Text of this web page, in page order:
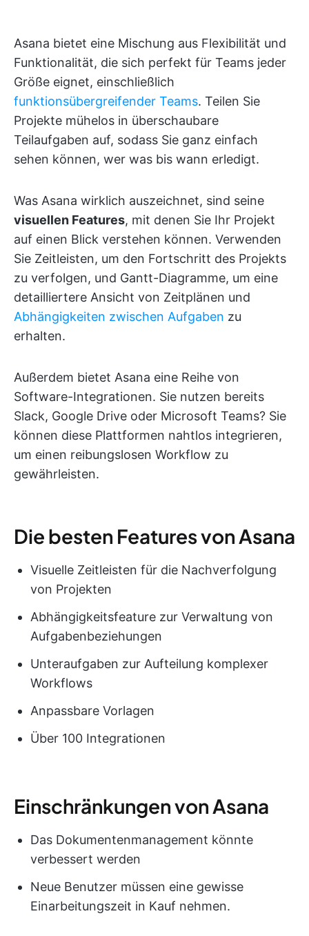
Asana bietet eine Mischung aus Flexibilität und
Funktionalität, die sich perfekt für Teams jeder
Größe eignet, einschließlich
funktionsübergreifender Teams. Teilen Sie
Projekte mühelos in überschaubare
Teilaufgaben auf, sodass Sie ganz einfach
sehen können, wer was bis wann erledigt.
Was Asana wirklich auszeichnet, sind seine
visuellen Features, mit denen Sie Ihr Projekt
auf einen Blick verstehen können. Verwenden
Sie Zeitleisten, um den Fortschritt des Projekts
zu verfolgen, und Gantt-Diagramme, um eine
detailliertere Ansicht von Zeitplänen und
Abhängigkeiten zwischen Aufgaben zu
erhalten.
Außerdem bietet Asana eine Reihe von
Software-Integrationen. Sie nutzen bereits
Slack, Google Drive oder Microsoft Teams? Sie
können diese Plattformen nahtlos integrieren,
um einen reibungslosen Workflow zu
gewährleisten.
Die besten Features von Asana
Visuelle Zeitleisten für die Nachverfolgung
von Projekten
Abhängigkeitsfeature zur Verwaltung von
Aufgabenbeziehungen
Unteraufgaben zur Aufteilung komplexer
Workflows
Anpassbare Vorlagen
Über 100 Integrationen
Einschränkungen von Asana
Das Dokumentenmanagement könnte
verbessert werden
Neue Benutzer müssen eine gewisse
Einarbeitungszeit in Kauf nehmen.